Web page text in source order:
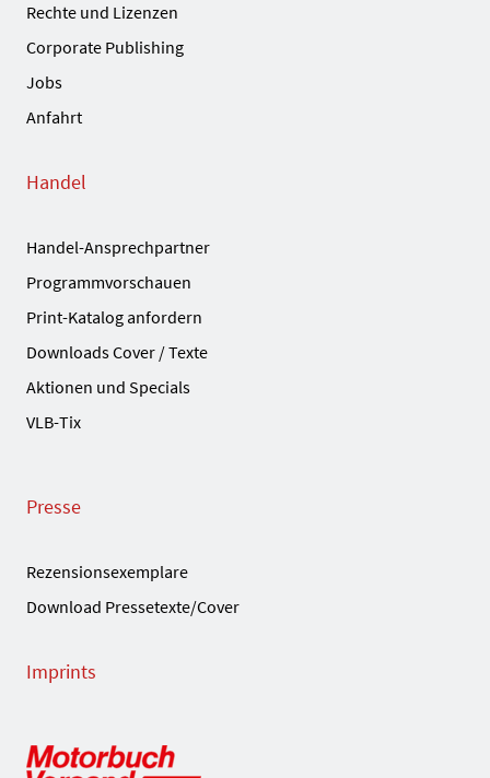
Rechte und Lizenzen
Corporate Publishing
Jobs
Anfahrt
Handel
Handel-Ansprechpartner
Programmvorschauen
Print-Katalog anfordern
Downloads Cover / Texte
Aktionen und Specials
VLB-Tix
Presse
Rezensionsexemplare
Download Pressetexte/Cover
Imprints